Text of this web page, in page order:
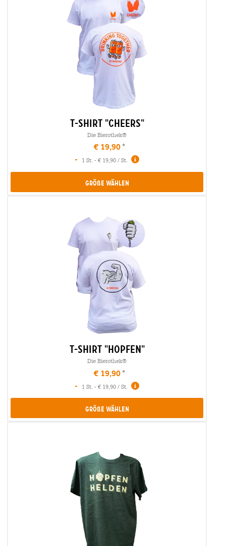
t-shirt "cheers"
Die Bierothek®
€ 19,90
-
1 St. - € 19,90 / St.
Größe Wählen
t-shirt "hopfen"
Die Bierothek®
€ 19,90
-
1 St. - € 19,90 / St.
Größe Wählen